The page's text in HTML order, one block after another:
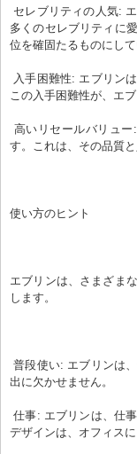
多くのセレブリティに
位を確固たるものにして
この入手困難性が、エ
す。これは、その品質
使い方のヒント
エブリンは、さまざま
します。
普段使い: エブリンは、普段使いに最適です。その実用的なサイズ感と軽量性は、毎日の外
出に欠かせません。
仕事: エブリンは、仕事用に書類やパソコンを収納するのに適しています。その洗練された
デザインは、オフィスに